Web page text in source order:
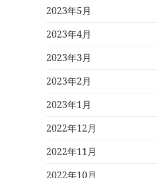
2023年5月
2023年4月
2023年3月
2023年2月
2023年1月
2022年12月
2022年11月
2022年10月